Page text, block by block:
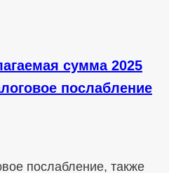
сумма 2025
послабление
послабление, также